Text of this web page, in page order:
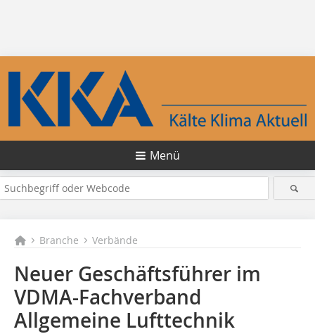
Menü
Branche Verbände
Neuer Geschäftsführer im
VDMA-Fachverband
Allgemeine Lufttechnik